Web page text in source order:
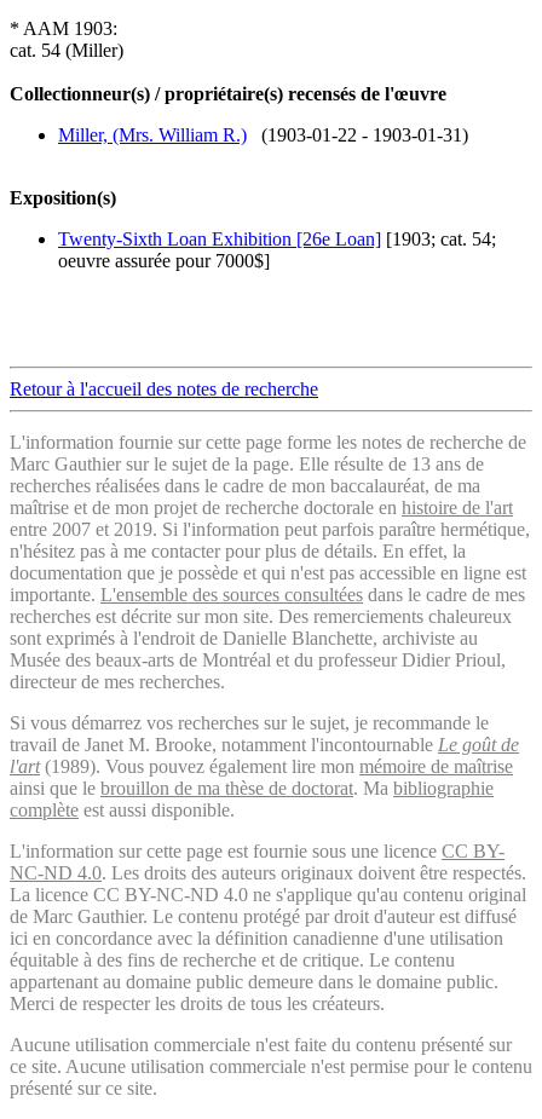
* AAM 1903:
cat. 54 (Miller)
Collectionneur(s) / propriétaire(s) recensés de l'œuvre
Miller, (Mrs. William R.) (1903-01-22 - 1903-01-31)
Exposition(s)
Twenty-Sixth Loan Exhibition [26e Loan] [1903; cat. 54;
oeuvre assurée pour 7000$]
Retour à l'accueil des notes de recherche
L'information fournie sur cette page forme les notes de recherche de
Marc Gauthier sur le sujet de la page. Elle résulte de 13 ans de
recherches réalisées dans le cadre de mon baccalauréat, de ma
maîtrise et de mon projet de recherche doctorale en histoire de l'art
entre 2007 et 2019. Si l'information peut parfois paraître hermétique,
n'hésitez pas à me contacter pour plus de détails. En effet, la
documentation que je possède et qui n'est pas accessible en ligne est
importante. L'ensemble des sources consultées dans le cadre de mes
recherches est décrite sur mon site. Des remerciements chaleureux
sont exprimés à l'endroit de Danielle Blanchette, archiviste au
Musée des beaux-arts de Montréal et du professeur Didier Prioul,
directeur de mes recherches.
Si vous démarrez vos recherches sur le sujet, je recommande le
travail de Janet M. Brooke, notamment l'incontournable Le goût de
l'art(1989). Vous pouvez également lire mon mémoire de maîtrise
ainsi que le brouillon de ma thèse de doctorat. Ma bibliographie
complète est aussi disponible.
L'information sur cette page est fournie sous une licence CC BY-
NC-ND 4.0. Les droits des auteurs originaux doivent être respectés.
La licence CC BY-NC-ND 4.0 ne s'applique qu'au contenu original
de Marc Gauthier. Le contenu protégé par droit d'auteur est diffusé
ici en concordance avec la définition canadienne d'une utilisation
équitable à des fins de recherche et de critique. Le contenu
appartenant au domaine public demeure dans le domaine public.
Merci de respecter les droits de tous les créateurs.
Aucune utilisation commerciale n'est faite du contenu présenté sur
ce site. Aucune utilisation commerciale n'est permise pour le contenu
présenté sur ce site.